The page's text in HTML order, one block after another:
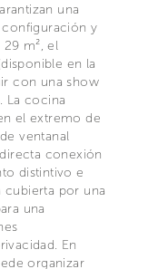
una
y
m², el
en la
con una show
La cocina
el extremo de
ventanal
conexión
distintivo e
cubierta por una
una
En
organizar